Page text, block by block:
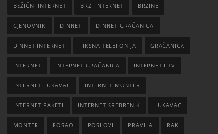
BEŽIČNI INTERNET BRZI INTERNET BRZINE
CJENOVNIK DINNET DINNET GRAČANICA
DINNET INTERNET FIKSNA TELEFONIJA GRAČANICA
INTERNET INTERNET GRAČANICA INTERNET I TV
INTERNET LUKAVAC INTERNET MONTER
INTERNET PAKETI INTERNET SREBRENIK LUKAVAC
MONTER POSAO POSLOVI PRAVILA RAK